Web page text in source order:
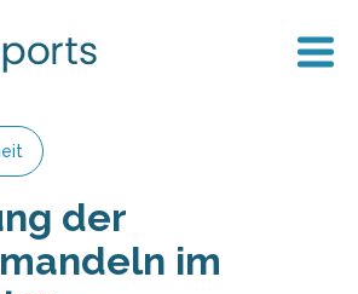
der
im